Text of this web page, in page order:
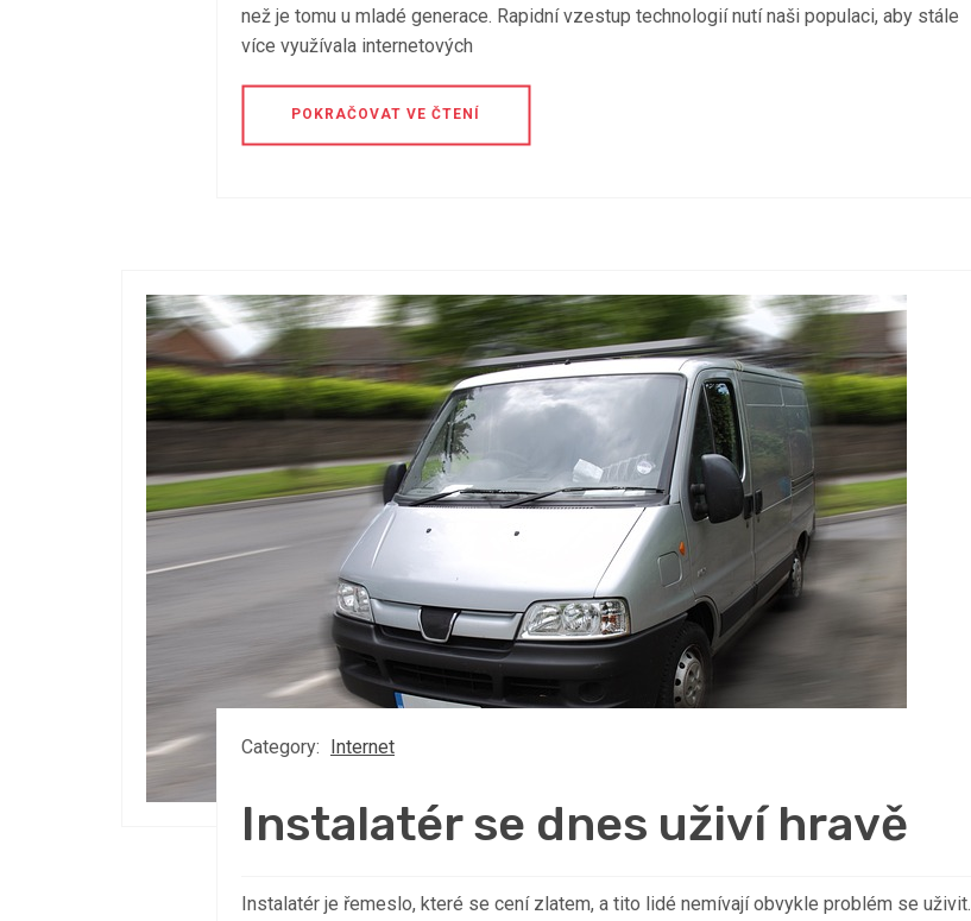
než je tomu u mladé generace. Rapidní vzestup technologií nutí naši populaci, aby stále
více využívala internetových
POKRAČOVAT VE ČTENÍ
Category: Internet
Instalatér se dnes uživí hravě
Instalatér je řemeslo, které se cení zlatem, a tito lidé nemívají obvykle problém se uživit.